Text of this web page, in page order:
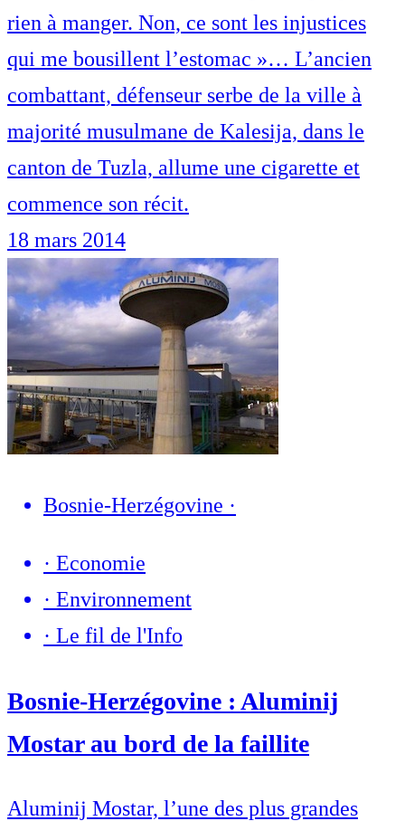
rien à manger. Non, ce sont les injustices
qui me bousillent l’estomac »… L’ancien
combattant, défenseur serbe de la ville à
majorité musulmane de Kalesija, dans le
canton de Tuzla, allume une cigarette et
commence son récit.
18 mars 2014
Bosnie-Herzégovine ·
· Economie
· Environnement
· Le fil de l'Info
Bosnie-Herzégovine : Aluminij
Mostar au bord de la faillite
Aluminij Mostar, l’une des plus grandes